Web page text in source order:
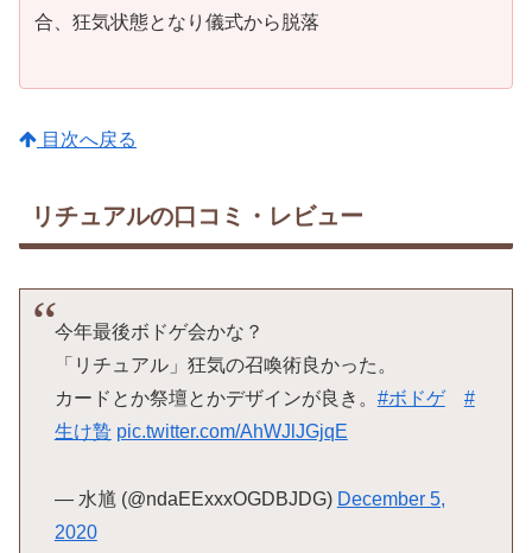
合、狂気状態となり儀式から脱落
目次へ戻る
リチュアルの口コミ・レビュー
今年最後ボドゲ会かな？
「リチュアル」狂気の召喚術良かった。
カードとか祭壇とかデザインが良き。 #ボドゲ
#
生け贄 pic.twitter.com/AhWJlJGjqE
— 水馗 (@ndaEExxxOGDBJDG) December 5,
2020